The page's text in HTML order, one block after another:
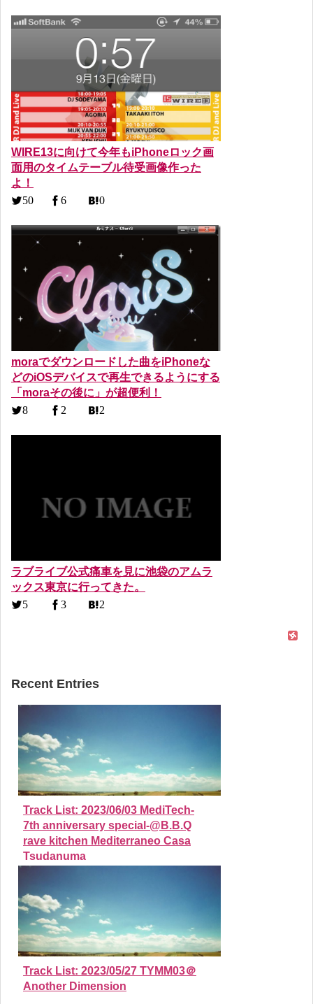
WIRE13に向けて今年もiPhoneロック画
面用のタイムテーブル待受画像作った
よ！
50 6 0
moraでダウンロードした曲をiPhoneな
どのiOSデバイスで再生できるようにする
「moraその後に」が超便利！
8 2 2
ラブライブ公式痛車を見に池袋のアムラ
ックス東京に行ってきた。
5 3 2
Recent Entries
Track List: 2023/06/03 MediTech-
7th anniversary special-@B.B.Q
rave kitchen Mediterraneo Casa
Tsudanuma
Track List: 2023/05/27 TYMM03＠
Another Dimension